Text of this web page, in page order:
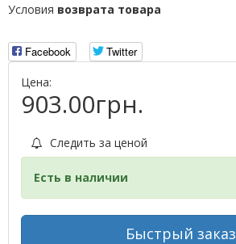
Условия возврата товара
Facebook
Twitter
Цена:
903.00грн.
Следить за ценой
Есть в наличии
Быстрый заказ